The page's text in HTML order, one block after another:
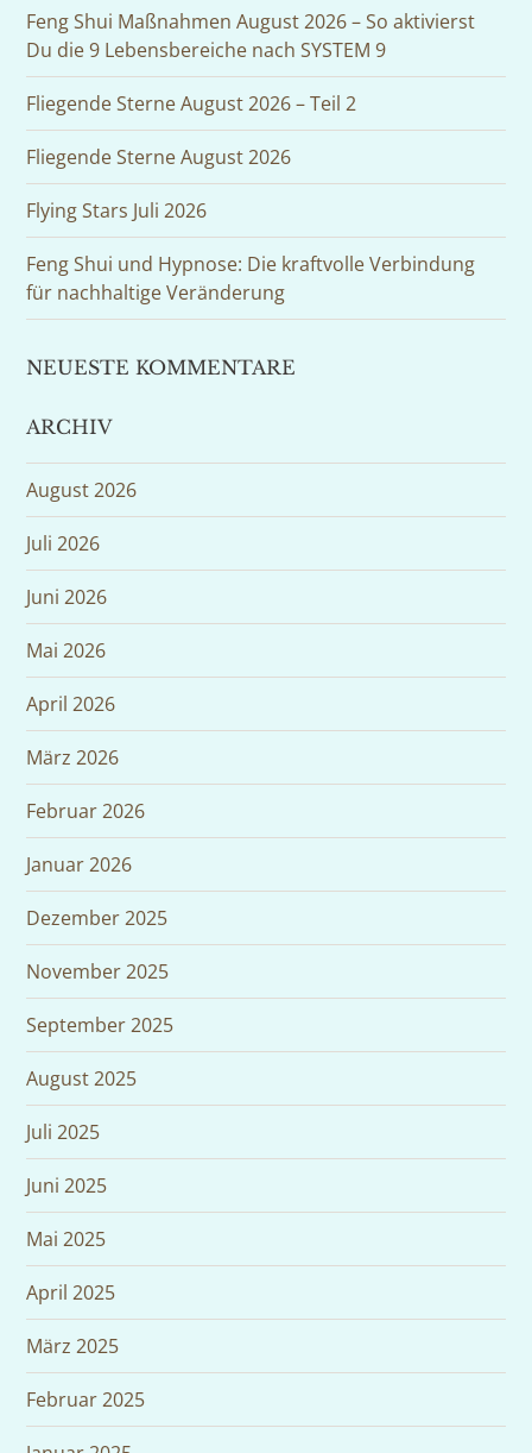
Feng Shui Maßnahmen August 2026 – So aktivierst
Du die 9 Lebensbereiche nach SYSTEM 9
Fliegende Sterne August 2026 – Teil 2
Fliegende Sterne August 2026
Flying Stars Juli 2026
Feng Shui und Hypnose: Die kraftvolle Verbindung
für nachhaltige Veränderung
NEUESTE KOMMENTARE
ARCHIV
August 2026
Juli 2026
Juni 2026
Mai 2026
April 2026
März 2026
Februar 2026
Januar 2026
Dezember 2025
November 2025
September 2025
August 2025
Juli 2025
Juni 2025
Mai 2025
April 2025
März 2025
Februar 2025